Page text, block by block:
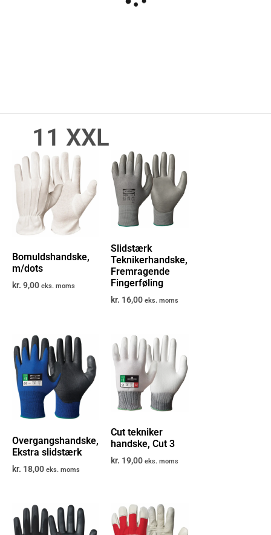
11 XXL
Bomuldshandske,
m/dots
kr. 9,00 eks. moms
Slidstærk
Teknikerhandske,
Fremragende
Fingerføling
kr. 16,00 eks. moms
Overgangshandske,
Ekstra slidstærk
kr. 18,00 eks. moms
Cut tekniker
handske, Cut 3
kr. 19,00 eks. moms